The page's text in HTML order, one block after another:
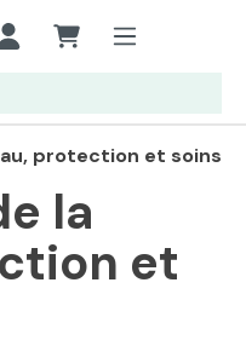
protection et soins
la
et